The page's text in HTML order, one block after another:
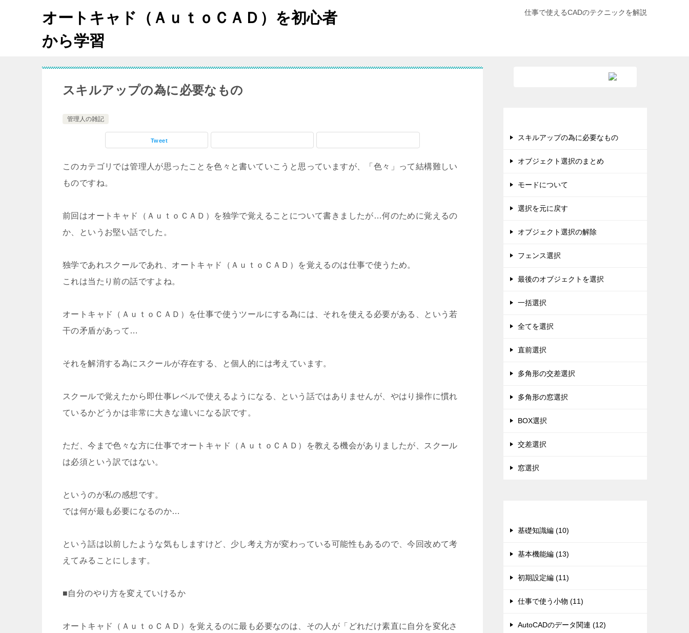
オートキャド（ＡｕｔｏＣＡＤ）を初心者
から学習
仕事で使えるCADのテクニックを解説
スキルアップの為に必要なもの
管理人の雑記
Tweet
このカテゴリでは管理人が思ったことを色々と書いていこうと思っていますが、「色々」って結構難しい
ものですね。
前回はオートキャド（ＡｕｔｏＣＡＤ）を独学で覚えることについて書きましたが…何のために覚えるの
か、というお堅い話でした。
独学であれスクールであれ、オートキャド（ＡｕｔｏＣＡＤ）を覚えるのは仕事で使うため。
これは当たり前の話ですよね。
オートキャド（ＡｕｔｏＣＡＤ）を仕事で使うツールにする為には、それを使える必要がある、という若
干の矛盾があって…
それを解消する為にスクールが存在する、と個人的には考えています。
スクールで覚えたから即仕事レベルで使えるようになる、という話ではありませんが、やはり操作に慣れ
ているかどうかは非常に大きな違いになる訳です。
ただ、今まで色々な方に仕事でオートキャド（ＡｕｔｏＣＡＤ）を教える機会がありましたが、スクール
は必須という訳ではない。
というのが私の感想です。
では何が最も必要になるのか…
という話は以前したような気もしますけど、少し考え方が変わっている可能性もあるので、今回改めて考
えてみることにします。
■自分のやり方を変えていけるか
オートキャド（ＡｕｔｏＣＡＤ）を覚えるのに最も必要なのは、その人が「どれだけ素直に自分を変化さ
スキルアップの為に必要なもの
オブジェクト選択のまとめ
モードについて
選択を元に戻す
オブジェクト選択の解除
フェンス選択
最後のオブジェクトを選択
一括選択
全てを選択
直前選択
多角形の交差選択
多角形の窓選択
BOX選択
交差選択
窓選択
基礎知識編 (10)
基本機能編 (13)
初期設定編 (11)
仕事で使う小物 (11)
AutoCADのデータ関連 (12)